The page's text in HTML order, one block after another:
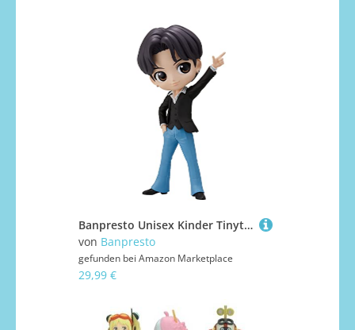
Banpresto Unisex Kinder Tinytan Dynamite-Q Posket-Suga Version A Statue, Multi-Coloured, Estándar
von Banpresto
gefunden bei Amazon Marketplace
29,99 €